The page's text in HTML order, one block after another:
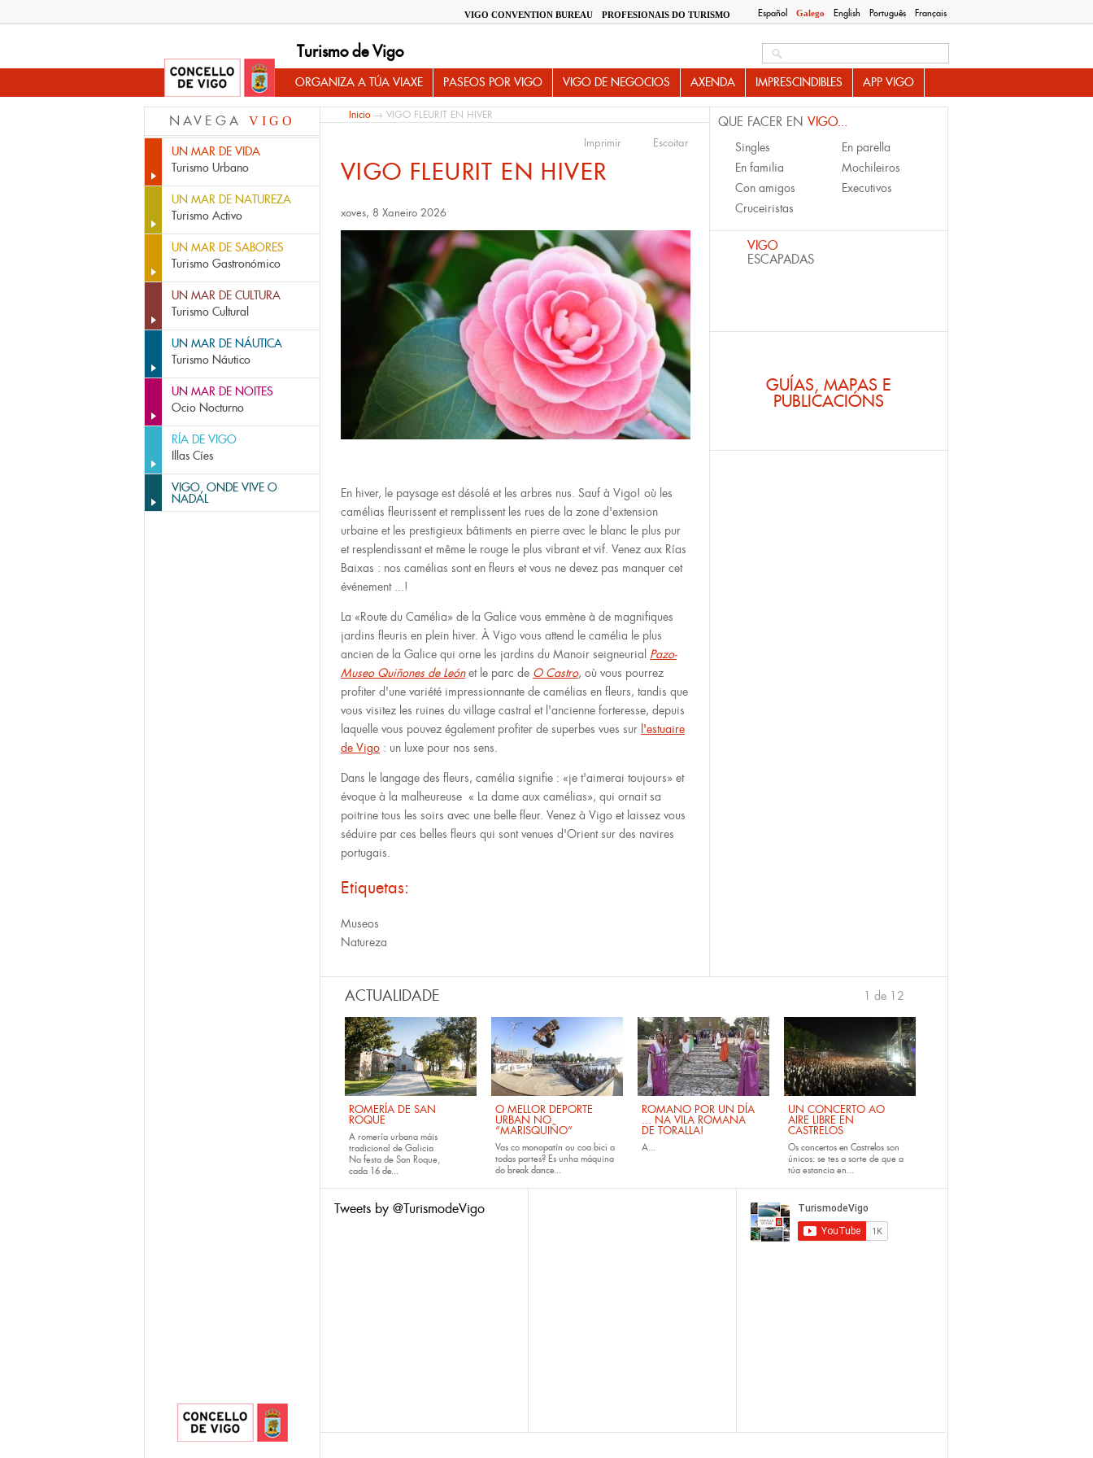
Español Galego English Português Français
VIGO CONVENTION BUREAU PROFESIONAIS DO TURISMO
Turismo de Vigo
ORGANIZA A TÚA VIAXE PASEOS POR VIGO VIGO DE NEGOCIOS AXENDA IMPRESCINDIBLES APP VIGO
NAVEGA VIGO
UN MAR DE VIDA
Turismo Urbano
UN MAR DE NATUREZA
Turismo Activo
UN MAR DE SABORES
Turismo Gastronómico
UN MAR DE CULTURA
Turismo Cultural
UN MAR DE NÁUTICA
Turismo Náutico
UN MAR DE NOITES
Ocio Nocturno
RÍA DE VIGO
Illas Cíes
VIGO, ONDE VIVE O
NADAL
Inicio→ VIGO FLEURIT EN HIVER
Imprimir Escoitar
VIGO FLEURIT EN HIVER
xoves, 8 Xaneiro 2026
En hiver, le paysage est désolé et les arbres nus. Sauf à Vigo! où les
camélias fleurissent et remplissent les rues de la zone d'extension
urbaine et les prestigieux bâtiments en pierre avec le blanc le plus pur
et resplendissant et même le rouge le plus vibrant et vif. Venez aux Rías
Baixas : nos camélias sont en fleurs et vous ne devez pas manquer cet
événement ...!
La «Route du Camélia» de la Galice vous emmène à de magnifiques
jardins fleuris en plein hiver. À Vigo vous attend le camélia le plus
ancien de la Galice qui orne les jardins du Manoir seigneurial Pazo-
Museo Quiñones de Leónet le parc de O Castro, où vous pourrez
profiter d'une variété impressionnante de camélias en fleurs, tandis que
vous visitez les ruines du village castral et l'ancienne forteresse, depuis
laquelle vous pouvez également profiter de superbes vues sur l'estuaire
de Vigo : un luxe pour nos sens.
Dans le langage des fleurs, camélia signifie : «je t'aimerai toujours» et
évoque à la malheureuse « La dame aux camélias», qui ornait sa
poitrine tous les soirs avec une belle fleur. Venez à Vigo et laissez vous
séduire par ces belles fleurs qui sont venues d'Orient sur des navires
portugais.
Etiquetas:
Museos
Natureza
QUE FACER EN VIGO...
Singles
En parella
En familia
Mochileiros
Con amigos
Executivos
Cruceiristas
VIGO
ESCAPADAS
GUÍAS, MAPAS E
PUBLICACIÓNS
ACTUALIDADE
ROMERÍA DE SAN
ROQUE
A romería urbana máis
tradicional de Galicia
Na festa de San Roque,
cada 16 de...
O MELLOR DEPORTE
URBAN NO
“MARISQUIÑO”
Vas co monopatín ou coa bici a
todas partes? Es unha máquina
do break dance...
ROMANO POR UN DÍA
... NA VILA ROMANA
DE TORALLA!
A...
UN CONCERTO AO
AIRE LIBRE EN
CASTRELOS
Os concertos en Castrelos son
únicos: se tes a sorte de que a
túa estancia en...
1 de 12
Tweets by @TurismodeVigo